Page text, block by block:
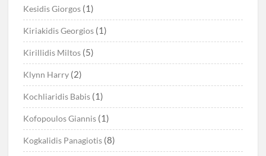
Kesidis Giorgos (1)
Kiriakidis Georgios (1)
Kirillidis Miltos (5)
Klynn Harry (2)
Kochliaridis Babis (1)
Kofopoulos Giannis (1)
Kogkalidis Panagiotis (8)